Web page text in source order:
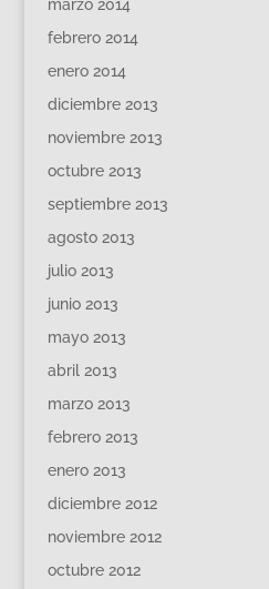
marzo 2014
febrero 2014
enero 2014
diciembre 2013
noviembre 2013
octubre 2013
septiembre 2013
agosto 2013
julio 2013
junio 2013
mayo 2013
abril 2013
marzo 2013
febrero 2013
enero 2013
diciembre 2012
noviembre 2012
octubre 2012